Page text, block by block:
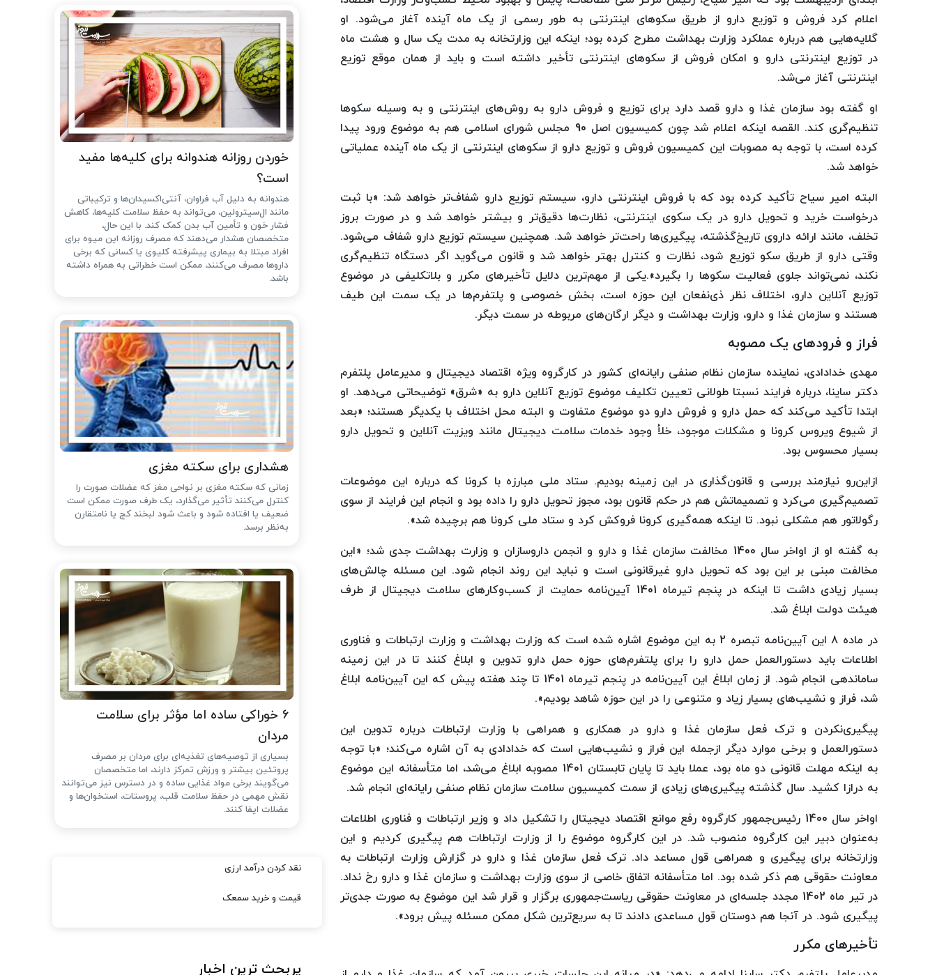
اعلام کرد فروش و توزیع دارو از طریق سکوهای اینترنتی به‌ طور رسمی از یک ماه آینده آغاز می‌شود. او
گلایه‌هایی هم درباره عملکرد وزارت بهداشت مطرح کرده بود؛ اینکه این وزارتخانه به مدت یک ‌سال ‌و هشت ماه
در توزیع اینترنتی دارو و امکان فروش از سکوهای اینترنتی تأخیر داشته است و باید از همان موقع توزیع
اینترنتی آغاز می‌شد.
او گفته بود سازمان غذا و دارو قصد دارد برای توزیع و فروش دارو به‌ روش‌های اینترنتی و به وسیله سکوها
تنظیم‌گری کند. القصه اینکه اعلام شد چون کمیسیون اصل 90 مجلس شورای اسلامی هم به موضوع ورود پیدا
کرده است، با توجه به مصوبات این کمیسیون فروش و توزیع دارو از سکوهای اینترنتی از یک ماه آینده عملیاتی
خواهد شد.
البته امیر سیاح تأکید کرده بود که با فروش اینترنتی دارو، سیستم توزیع دارو شفاف‌تر خواهد شد: «با ثبت
درخواست خرید و تحویل دارو در یک سکوی اینترنتی، نظارت‌ها دقیق‌تر و بیشتر خواهد شد و در صورت بروز
تخلف، مانند ارائه داروی تاریخ‌گذشته، پیگیری‌ها راحت‌تر خواهد شد. همچنین سیستم توزیع دارو شفاف می‌شود.
وقتی دارو از طریق سکو توزیع شود، نظارت و کنترل بهتر خواهد شد و قانون می‌گوید اگر دستگاه تنظیم‌گری
نکند، نمی‌تواند جلوی فعالیت سکوها را بگیرد».یکی از مهم‌ترین دلایل تأخیرهای مکرر و بلاتکلیفی در موضوع
توزیع آنلاین دارو، اختلاف نظر ذی‌نفعان این حوزه است، بخش خصوصی و پلتفرم‌ها در یک سمت این طیف
هستند و سازمان غذا و دارو، وزارت بهداشت و دیگر ارگان‌های مربوطه در سمت دیگر.
فراز و فرودهای یک مصوبه
مهدی خدادادی، نماینده سازمان نظام صنفی رایانه‌ای کشور در کارگروه ویژه اقتصاد دیجیتال و مدیرعامل پلتفرم
دکتر ساینا، درباره فرایند نسبتا طولانی تعیین تکلیف موضوع توزیع آنلاین دارو به «شرق» توضیحاتی می‌دهد. او
ابتدا تأکید می‌کند که حمل دارو و فروش دارو دو موضوع متفاوت و البته محل اختلاف با یکدیگر هستند؛ «بعد
از شیوع ویروس کرونا و مشکلات موجود، خلأ وجود خدمات سلامت دیجیتال مانند ویزیت آنلاین و تحویل دارو
بسیار محسوس بود.
ازاین‌رو نیازمند بررسی و قانون‌گذاری در این زمینه بودیم. ستاد ملی مبارزه با کرونا که درباره این موضوعات
تصمیم‌گیری می‌کرد و تصمیماتش هم در حکم قانون بود، مجوز تحویل دارو را داده بود و انجام این فرایند از سوی
رگولاتور هم مشکلی نبود. تا اینکه همه‌گیری کرونا فروکش کرد و ستاد ملی کرونا هم برچیده شد».
به گفته او از اواخر سال 1400 مخالفت سازمان غذا و دارو و انجمن داروسازان و وزارت بهداشت جدی شد؛ «این
مخالفت مبنی بر این بود که تحویل دارو غیرقانونی است و نباید این روند انجام شود. این مسئله چالش‌های
بسیار زیادی داشت تا اینکه در پنجم تیرماه 1401 آیین‌نامه حمایت از کسب‌وکارهای سلامت دیجیتال از طرف
هیئت دولت ابلاغ شد.
در ماده 8 این آیین‌نامه تبصره 2 به این موضوع اشاره شده است که وزارت بهداشت و وزارت ارتباطات و فناوری
اطلاعات باید دستورالعمل حمل دارو را برای پلتفرم‌های حوزه حمل دارو تدوین و ابلاغ کنند تا در این زمینه
ساماندهی انجام شود. از زمان ابلاغ این آیین‌نامه در پنجم تیرماه 1401 تا چند هفته پیش که این آیین‌نامه ابلاغ
شد، فراز و نشیب‌های بسیار زیاد و متنوعی را در این حوزه شاهد بودیم».
پیگیری‌نکردن و ترک فعل سازمان غذا و دارو در همکاری و همراهی با وزارت ارتباطات درباره تدوین این
دستورالعمل و برخی موارد دیگر ازجمله این فراز و نشیب‌هایی است که خدادادی به آن اشاره می‌کند؛ «با توجه
به اینکه مهلت قانونی دو ماه بود، عملا باید تا پایان تابستان 1401 مصوبه ابلاغ می‌شد، اما متأسفانه این موضوع
به درازا کشید. سال گذشته پیگیری‌های زیادی از سمت کمیسیون سلامت سازمان نظام صنفی رایانه‌ای انجام شد.
اواخر سال 1400 رئیس‌جمهور کارگروه رفع موانع اقتصاد دیجیتال را تشکیل داد و وزیر ارتباطات و فناوری اطلاعات
به‌عنوان دبیر این کارگروه منصوب شد. در این کارگروه موضوع را از وزارت ارتباطات هم پیگیری کردیم و این
وزارتخانه برای پیگیری و همراهی قول مساعد داد. ترک فعل سازمان غذا و دارو در گزارش وزارت ارتباطات به
معاونت حقوقی هم ذکر شده بود. اما متأسفانه اتفاق خاصی از سوی وزارت بهداشت و سازمان غذا و دارو رخ نداد.
در تیر ماه 1402 مجدد جلسه‌ای در معاونت حقوقی ریاست‌جمهوری برگزار و قرار شد این موضوع به صورت جدی‌تر
پیگیری شود. در آنجا هم دوستان قول مساعدی دادند تا به سریع‌ترین شکل ممکن مسئله پیش برود».
تأخیرهای مکرر
خوردن روزانه هندوانه برای کلیه‌ها مفید
است؟
هندوانه به دلیل آب فراوان، آنتی‌اکسیدان‌ها و ترکیباتی
مانند ال‌سیترولین، می‌تواند به حفظ سلامت کلیه‌ها، کاهش
فشار خون و تأمین آب بدن کمک کند. با این حال،
متخصصان هشدار می‌دهند که مصرف روزانه این میوه برای
افراد مبتلا به بیماری پیشرفته کلیوی یا کسانی که برخی
داروها مصرف می‌کنند، ممکن است خطراتی به همراه داشته
باشد.
هشداری برای سکته مغزی
زمانی که سکته مغزی بر نواحی مغز که عضلات صورت را
کنترل می‌کنند تأثیر می‌گذارد، یک طرف صورت ممکن است
ضعیف یا افتاده شود و باعث شود لبخند کج یا نامتقارن
به‌نظر برسد.
۶ خوراکی ساده اما مؤثر برای سلامت
مردان
بسیاری از توصیه‌های تغذیه‌ای برای مردان بر مصرف
پروتئین بیشتر و ورزش تمرکز دارند، اما متخصصان
می‌گویند برخی مواد غذایی ساده و در دسترس نیز می‌توانند
نقش مهمی در حفظ سلامت قلب، پروستات، استخوان‌ها و
عضلات ایفا کنند.
نقد کردن درآمد ارزی
قیمت و خرید سمعک
پربحث ترین اخبار